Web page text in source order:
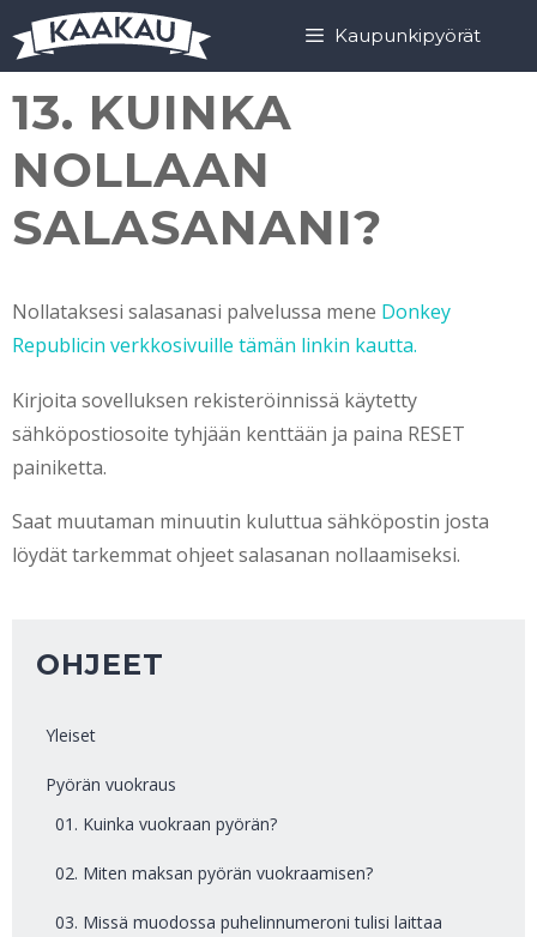
Siirry
sisältöön
Siirry
sisältöön
Kaupunkipyörät
13. KUINKA
NOLLAAN
SALASANANI?
Nollataksesi salasanasi palvelussa mene Donkey
Republicin verkkosivuille tämän linkin kautta.
Kirjoita sovelluksen rekisteröinnissä käytetty
sähköpostiosoite tyhjään kenttään ja paina RESET
painiketta.
Saat muutaman minuutin kuluttua sähköpostin josta
löydät tarkemmat ohjeet salasanan nollaamiseksi.
OHJEET
Yleiset
Pyörän vuokraus
01. Kuinka vuokraan pyörän?
02. Miten maksan pyörän vuokraamisen?
03. Missä muodossa puhelinnumeroni tulisi laittaa